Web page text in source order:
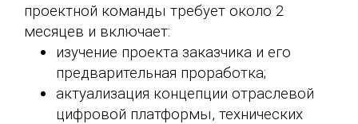
проектной команды требует около 2
месяцев и включает:
изучение проекта заказчика и его
предварительная проработка;
актуализация концепции отраслевой
цифровой платформы, технических